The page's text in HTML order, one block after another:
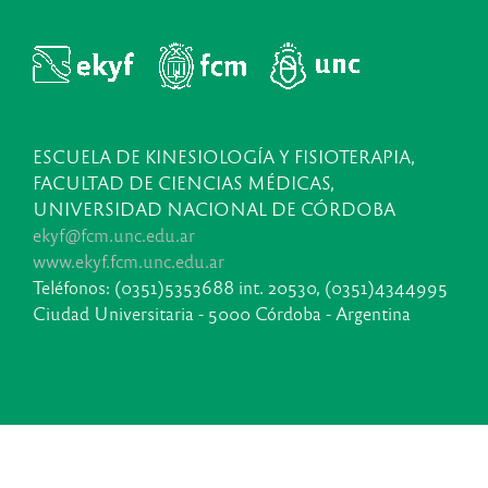
ESCUELA DE KINESIOLOGÍA Y FISIOTERAPIA,
FACULTAD DE CIENCIAS MÉDICAS,
UNIVERSIDAD NACIONAL DE CÓRDOBA
ekyf@fcm.unc.edu.ar
www.ekyf.fcm.unc.edu.ar
Teléfonos: (0351)5353688 int. 20530, (0351)4344995
Ciudad Universitaria - 5000 Córdoba - Argentina